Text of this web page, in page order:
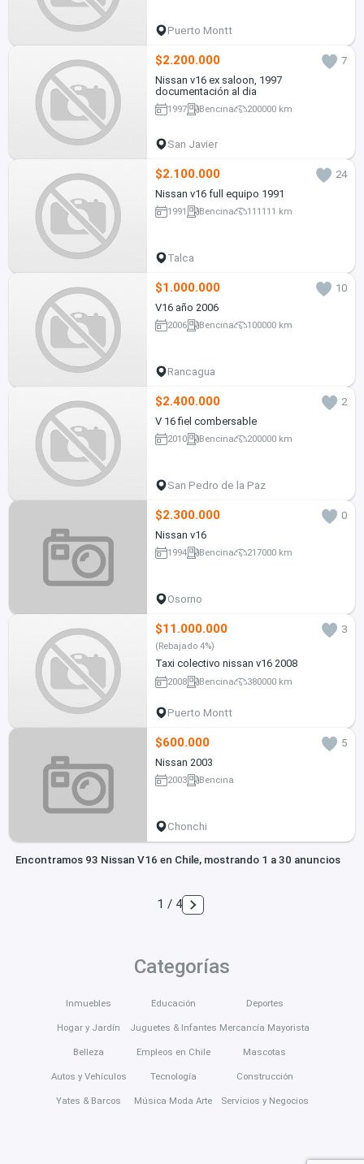
Puerto Montt
$2.200.000
7
Nissan v16 ex saloon, 1997
documentación al dia
1997 Bencina 200000 km
San Javier
$2.100.000
24
Nissan v16 full equipo 1991
1991 Bencina 111111 km
Talca
$1.000.000
10
V16 año 2006
2006 Bencina 100000 km
Rancagua
$2.400.000
2
V 16 fiel combersable
2010 Bencina 200000 km
San Pedro de la Paz
$2.300.000
0
Nissan v16
1994 Bencina 217000 km
Osorno
$11.000.000 3
(Rebajado 4%)
Taxi colectivo nissan v16 2008
2008 Bencina 380000 km
Puerto Montt
$600.000
5
Nissan 2003
2003 Bencina
Chonchi
Encontramos 93 Nissan V16 en Chile, mostrando 1 a 30 anuncios
1 / 4
Categorías
Inmuebles
Hogar y Jardín
Belleza
Autos y Vehículos
Yates & Barcos
Educación
Juguetes & Infantes
Empleos en Chile
Tecnología
Música Moda Arte
Deportes
Mercancía Mayorista
Mascotas
Construcción
Servicios y Negocios